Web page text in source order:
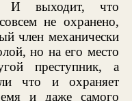
И выходит, что
не охранено,
член механически
но на его место
преступник, а
что и охраняет
и даже самого